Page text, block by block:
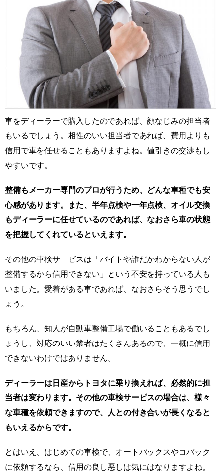
車をディーラーで購入したのであれば、顔なじみの担当者
もいるでしょう。相性のいい担当者であれば、費用よりも
信用で車を任せることもありますよね。値引きの交渉もし
やすいです。
整備もメーカー専門のプロが行うため、どんな車種でも安
心感があります。また、半年点検や一年点検、オイル交換
もディーラーに任せているのであれば、なおさら車の状態
を把握してくれているといえます。
その他の車検サービスは「バイトや誰だかわからない人が
整備するから信用できない」という不安を持っている人も
いました。愛着がある車であれば、なおさらそう思うでし
ょう。
もちろん、知人が自動車整備工場で働いることもあるでし
ょうし、対応のいい業者はたくさんあるので、一概に信用
できないわけではありません。
ディーラーは日産からトヨタに乗り換えれば、必然的に担
当者は変わります。その他の車検サービスの場合は、様々
な車種を依頼できますので、人との付き合いが長くなると
もいえるからです。
とはいえ、はじめての車検で、オートバックスやコバック
に依頼するなら、信用の良し悪しは気にはなりますよね。